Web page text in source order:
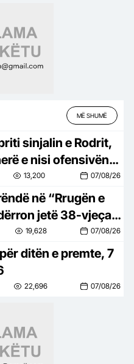
MË SHUMË
sinjalin e Rodrit,
e nisi ofensivën
13,200 07/08/26
në “Rrugën e
jetë 38-vjeçari
19,628 07/08/26
ditën e premte, 7
22,696 07/08/26